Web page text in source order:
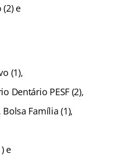
e
(1),
Dentário PESF (2),
Família (1),
e